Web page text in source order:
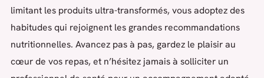
limitant les produits ultra-transformés, vous adoptez des
habitudes qui rejoignent les grandes recommandations
nutritionnelles. Avancez pas à pas, gardez le plaisir au
cœur de vos repas, et n’hésitez jamais à solliciter un